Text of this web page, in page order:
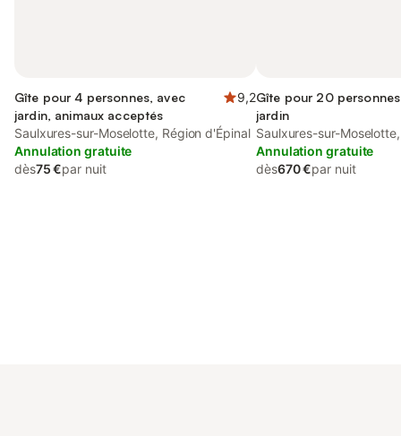
Gîte pour 4 personnes, avec
jardin, animaux acceptés
9,2
Saulxures-sur-Moselotte, Région d'Épinal
Annulation gratuite
dès75 €par nuit
Gîte pour 20
jardin
Saulxures-sur-
Annulation gratuite
dès670 €par nuit